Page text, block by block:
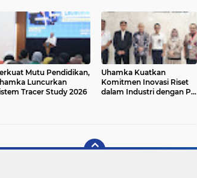
Mutu Pendidikan,
Luncurkan
Tracer Study 2026
Uhamka Kuatkan
Komitmen Inovasi Riset
dalam Industri dengan PT.